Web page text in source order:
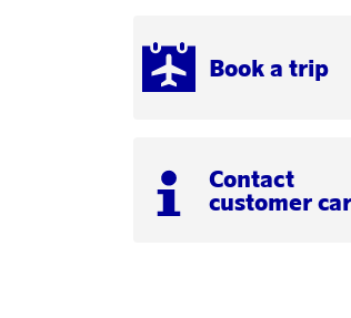
Book a trip
Contact
customer